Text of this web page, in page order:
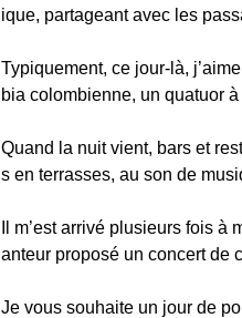
ique, partageant avec les
Typiquement, ce jour-là,
bia colombienne, un quatuor
Quand la nuit vient, bars et
s en terrasses, au son de
Il m’est arrivé plusieurs fois
anteur proposé un concert de
Je vous souhaite un jour de